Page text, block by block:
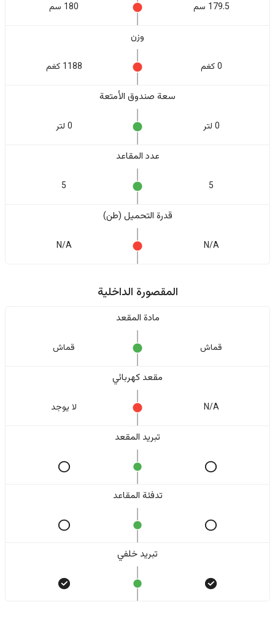
179.5 سم 180 سم
وزن
0 كغم 1188 كغم
سعة صندوق الأمتعة
0 لتر 0 لتر
عدد المقاعد
5
5
قدرة التحميل (طن)
N/A
N/A
المقصورة الداخلية
مادة المقعد
قماش قماش
مقعد كهربائي
N/A لا یوجد
تبريد المقعد
تدفئة المقاعد
تبريد خلفي